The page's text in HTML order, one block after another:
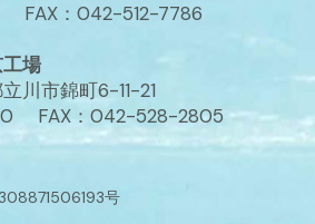
FAX：042-512-7786
場
川市錦町6-11-21
FAX：042-528-2805
号